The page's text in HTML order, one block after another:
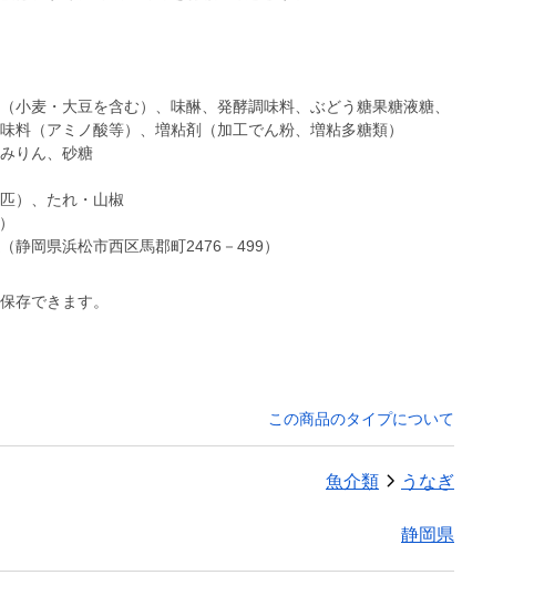
小麦・大豆を含む）、味醂、発酵調味料、ぶどう糖果糖液糖、
料（アミノ酸等）、増粘剤（加工でん粉、増粘多糖類）
りん、砂糖
）、たれ・山椒
静岡県浜松市西区馬郡町2476－499）
存できます。
この商品のタイプについて
魚介類 うなぎ
静岡県